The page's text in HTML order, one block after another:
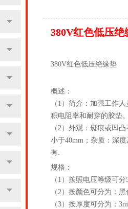
380V红色低压
380V红色低压绝缘垫
概述：
（1）简介：加强工作
积电阻率和耐穿的胶垫
（2）外观：斑痕或凹
小于40mm；杂质：深
有.
规格：
（1）按照电压等级可
（2）按颜色可分为：
（3）按厚度可分为：